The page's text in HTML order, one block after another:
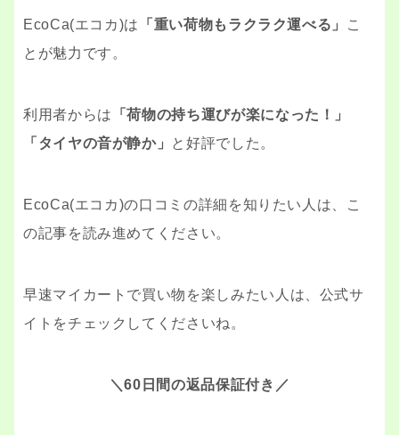
EcoCa(エコカ)は 「重い荷物もラクラク運べる」
こ
とが魅力 です。
利用者からは
「荷物の持ち運びが楽になった！」
「タイヤの音が静か」 と好評でした。
EcoCa(エコカ)の口コミの詳細を知りたい人は、こ
の記事を読み進めてください。
早速マイカートで買い物を楽しみたい人は、公式サ
イトをチェックしてくださいね。
＼60日間の返品保証付き／